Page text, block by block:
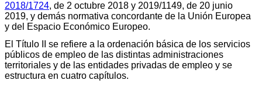
2018/1724, de 2 octubre 2018 y 2019/1149, de 20 junio
2019, y demás normativa concordante de la Unión Europea
y del Espacio Económico Europeo.
El Título II se refiere a la ordenación básica de los servicios
públicos de empleo de las distintas administraciones
territoriales y de las entidades privadas de empleo y se
estructura en cuatro capítulos.